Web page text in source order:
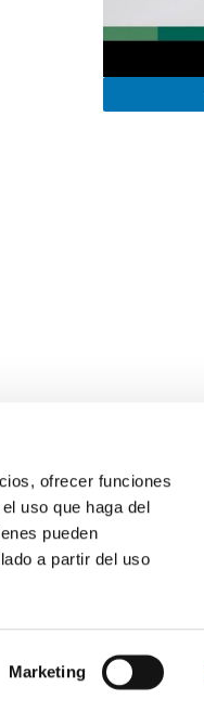
ofrecer funciones
uso que haga del
pueden
a partir del uso
Marketing